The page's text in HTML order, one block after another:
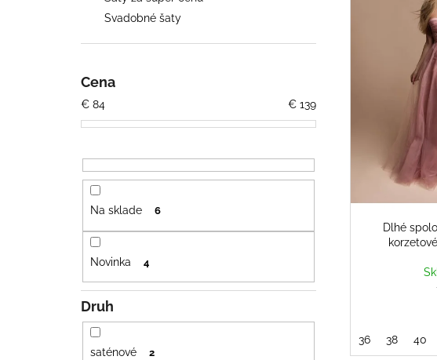
Svadobné šaty
Cena
€ 84 € 139
Na sklade 6
Novinka 4
Druh
saténové 2
Dlhé
36 38 40